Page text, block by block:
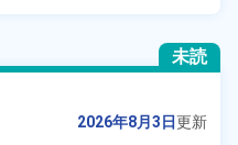
未読
2026年8月3日更新